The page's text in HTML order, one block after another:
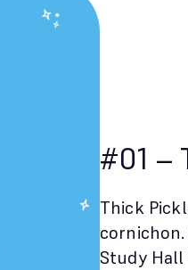
#01 –
Thick
Study Hall